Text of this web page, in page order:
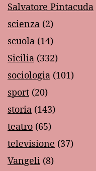
Salvatore Pintacuda
scienza (2)
scuola (14)
Sicilia (332)
sociologia (101)
sport (20)
storia (143)
teatro (65)
televisione (37)
Vangeli (8)